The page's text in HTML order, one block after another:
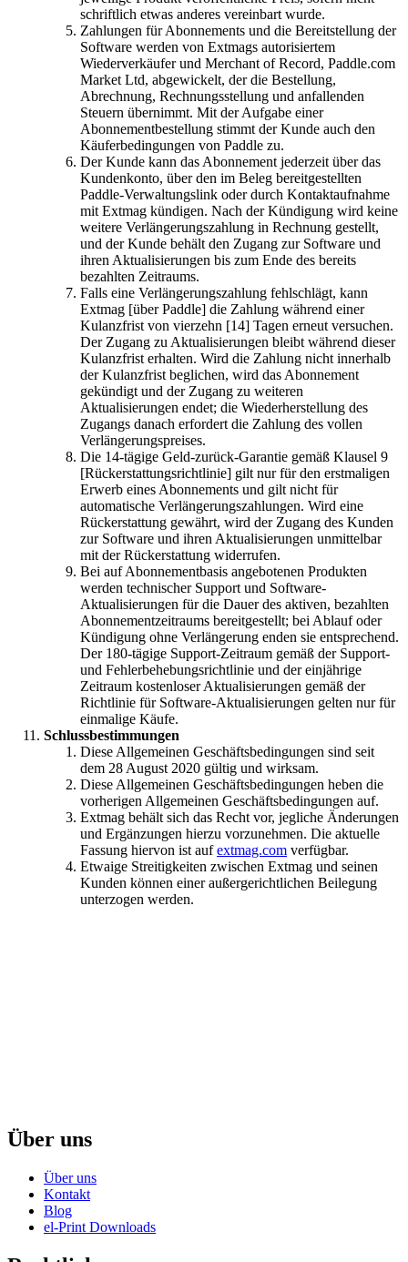
schriftlich etwas anderes vereinbart wurde.
Zahlungen für Abonnements und die Bereitstellung der
Software werden von Extmags autorisiertem
Wiederverkäufer und Merchant of Record, Paddle.com
Market Ltd, abgewickelt, der die Bestellung,
Abrechnung, Rechnungsstellung und anfallenden
Steuern übernimmt. Mit der Aufgabe einer
Abonnementbestellung stimmt der Kunde auch den
Käuferbedingungen von Paddle zu.
Der Kunde kann das Abonnement jederzeit über das
Kundenkonto, über den im Beleg bereitgestellten
Paddle-Verwaltungslink oder durch Kontaktaufnahme
mit Extmag kündigen. Nach der Kündigung wird keine
weitere Verlängerungszahlung in Rechnung gestellt,
und der Kunde behält den Zugang zur Software und
ihren Aktualisierungen bis zum Ende des bereits
bezahlten Zeitraums.
Falls eine Verlängerungszahlung fehlschlägt, kann
Extmag [über Paddle] die Zahlung während einer
Kulanzfrist von vierzehn [14] Tagen erneut versuchen.
Der Zugang zu Aktualisierungen bleibt während dieser
Kulanzfrist erhalten. Wird die Zahlung nicht innerhalb
der Kulanzfrist beglichen, wird das Abonnement
gekündigt und der Zugang zu weiteren
Aktualisierungen endet; die Wiederherstellung des
Zugangs danach erfordert die Zahlung des vollen
Verlängerungspreises.
Die 14-tägige Geld-zurück-Garantie gemäß Klausel 9
[Rückerstattungsrichtlinie] gilt nur für den erstmaligen
Erwerb eines Abonnements und gilt nicht für
automatische Verlängerungszahlungen. Wird eine
Rückerstattung gewährt, wird der Zugang des Kunden
zur Software und ihren Aktualisierungen unmittelbar
mit der Rückerstattung widerrufen.
Bei auf Abonnementbasis angebotenen Produkten
werden technischer Support und Software-
Aktualisierungen für die Dauer des aktiven, bezahlten
Abonnementzeitraums bereitgestellt; bei Ablauf oder
Kündigung ohne Verlängerung enden sie entsprechend.
Der 180-tägige Support-Zeitraum gemäß der Support-
und Fehlerbehebungsrichtlinie und der einjährige
Zeitraum kostenloser Aktualisierungen gemäß der
Richtlinie für Software-Aktualisierungen gelten nur für
einmalige Käufe.
Schlussbestimmungen
Diese Allgemeinen Geschäftsbedingungen sind seit
dem 28 August 2020 gültig und wirksam.
Diese Allgemeinen Geschäftsbedingungen heben die
vorherigen Allgemeinen Geschäftsbedingungen auf.
Extmag behält sich das Recht vor, jegliche Änderungen
und Ergänzungen hierzu vorzunehmen. Die aktuelle
Fassung hiervon ist aufextmag.com verfügbar.
Etwaige Streitigkeiten zwischen Extmag und seinen
Kunden können einer außergerichtlichen Beilegung
unterzogen werden.
Über uns
Über uns
Kontakt
Blog
el-Print Downloads